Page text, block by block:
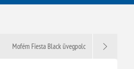
Mofém Fiesta Black üvegpolc